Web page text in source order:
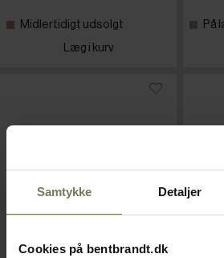
Samtykke Detaljer
Cookies på bentbrandt.dk
Midlertidigt udsolgt
Læg i kurv
På